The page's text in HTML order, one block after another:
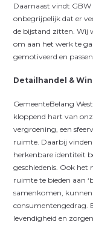
Daarnaast vindt GBW
onbegrijpelijk dat er
de bijstand zitten. Wij
om aan het werk te
gemotiveerd en
Detailhandel &
GemeenteBelang
kloppend hart van
vergroening, een
ruimte. Daarbij
herkenbare identiteit
geschiedenis. Ook het
ruimte te bieden aan
samenkomen,
consumentengedrag.
levendigheid en